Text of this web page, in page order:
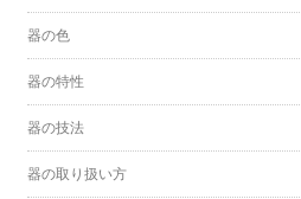
器の色
器の特性
器の技法
器の取り扱い方